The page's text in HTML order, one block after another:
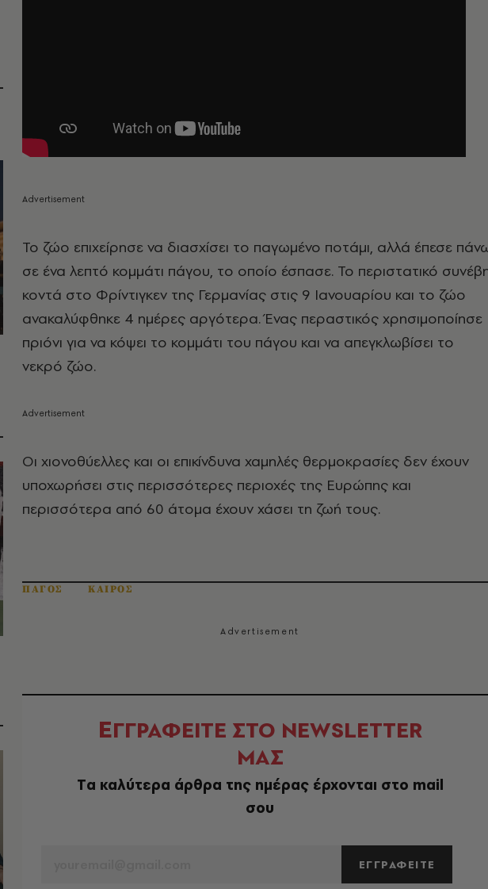
Το ζώο επιχείρησε να διασχίσει το παγωμένο ποτάμι, αλλά έπεσε
σε ένα λεπτό κομμάτι πάγου, το οποίο έσπασε. Το περιστατικό
κοντά στο Φρίντιγκεν της Γερμανίας στις 9 Ιανουαρίου και το ζώο
ανακαλύφθηκε 4 ημέρες αργότερα. Ένας περαστικός χρησιμοποίησε
πριόνι για να κόψει το κομμάτι του πάγου και να απεγκλωβίσει το
νεκρό ζώο.
Οι χιονοθύελλες και οι επικίνδυνα χαμηλές θερμοκρασίες δεν έχουν
υποχωρήσει στις περισσότερες περιοχές της Ευρώπης και
περισσότερα από 60 άτομα έχουν χάσει τη ζωή τους.
ΠΑΓΟΣ ΚΑΙΡΟΣ
ΕΓΓΡΑΦΕΙΤΕ ΣΤΟ NEWSLETTER
ΜΑΣ
Tα καλύτερα άρθρα της ημέρας έρχονται στο mail
σου
ΕΓΓΡΑΦΕΙΤΕ